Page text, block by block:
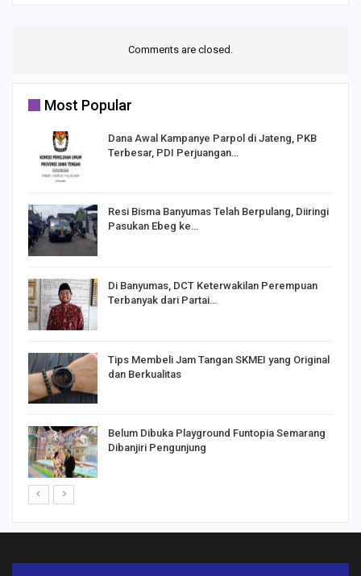
Comments are closed.
Most Popular
Dana Awal Kampanye Parpol di Jateng, PKB
Terbesar, PDI Perjuangan…
Resi Bisma Banyumas Telah Berpulang, Diiringi
Pasukan Ebeg ke…
Di Banyumas, DCT Keterwakilan Perempuan
Terbanyak dari Partai…
Tips Membeli Jam Tangan SKMEI yang Original
dan Berkualitas
Belum Dibuka Playground Funtopia Semarang
Dibanjiri Pengunjung